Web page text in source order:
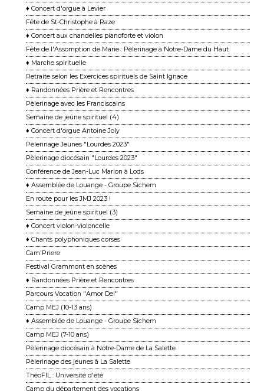
♦ Concert d'orgue à Levier
Fête de St-Christophe à Raze
♦ Concert aux chandelles pianoforte et violon
Fête de l'Assomption de Marie : Pèlerinage à Notre-Dame du Haut
♦ Marche spirituelle
Retraite selon les Exercices spirituels de Saint Ignace
♦ Randonnées Prière et Rencontres
Pèlerinage avec les Franciscains
Semaine de jeûne spirituel (4)
♦ Concert d'orgue Antoine Joly
Pèlerinage Jeunes "Lourdes 2023"
Pèlerinage diocésain "Lourdes 2023"
Conférence de Jean-Luc Marion à Lods
♦ Assemblée de Louange - Groupe Sichem
En route pour les JMJ 2023 !
Semaine de jeûne spirituel (3)
♦ Concert violon-violoncelle
♦ Chants polyphoniques corses
Cam'Priere
Festival Grammont en scènes
♦ Randonnées Prière et Rencontres
Parcours Vocation "Amor Dei"
Camp MEJ (10-13 ans)
♦ Assemblée de Louange - Groupe Sichem
Camp MEJ (7-10 ans)
Pèlerinage diocésain à Notre-Dame de La Salette
Pèlerinage des jeunes à La Salette
ThéoFIL : Université d'été
Camp du département des vocations